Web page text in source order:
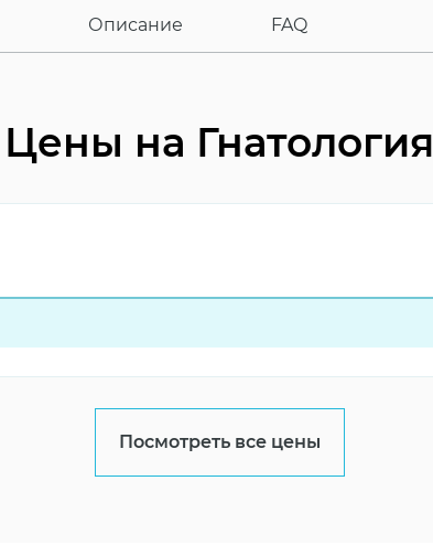
Описание FAQ
Цены на Гнатология
Посмотреть все цены